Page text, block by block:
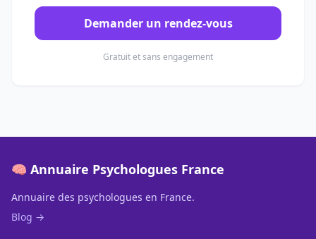
Demander un rendez-vous
Gratuit et sans engagement
🧠 Annuaire Psychologues France
Annuaire des psychologues en France.
Blog →